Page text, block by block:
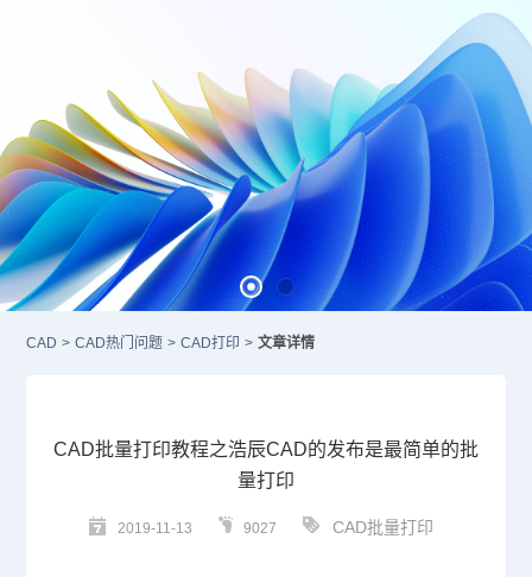
CAD > CAD热门问题 > CAD打印 > 文章详情
CAD批量打印教程之浩辰CAD的发布是最简单的批
量打印
2019-11-13 9027 CAD批量打印